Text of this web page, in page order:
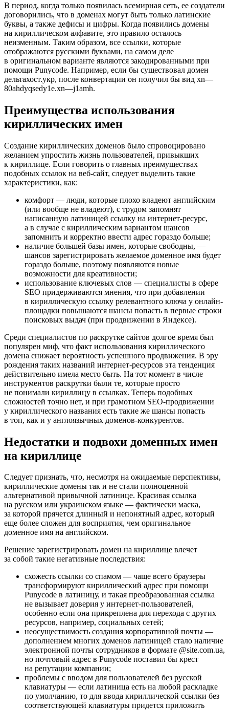
В период, когда только появилась всемирная сеть, ее создатели
договорились, что в доменах могут быть только латинские
буквы, а также дефисы и цифры. Когда появились домены
на кириллическом алфавите, это правило осталось
неизменным. Таким образом, все ссылки, которые
отображаются русскими буквами, на самом деле
в оригинальном варианте являются закодированными при
помощи Punycode. Например, если бы существовал домен
дельтахост.укр, после конвертации он получил бы вид xn—
80ahdyqsedy1e.xn—j1amh.
Преимущества использования
кириллических имен
Создание кириллических доменов было спровоцировано
желанием упростить жизнь пользователей, привыкших
к кириллице. Если говорить о главных преимуществах
подобных ссылок на веб-сайт, следует выделить такие
характеристики, как:
комфорт — люди, которые плохо владеют английским
(или вообще не владеют), с трудом запомнят
написанную латиницей ссылку на интернет-ресурс,
а в случае с кириллическим вариантом шансов
запомнить и корректно ввести адрес гораздо больше;
наличие большей базы имен, которые свободны, —
шансов зарегистрировать желаемое доменное имя будет
гораздо больше, поэтому появляются новые
возможности для креативности;
использование ключевых слов — специалисты в сфере
SEO придерживаются мнения, что при добавлении
в кириллическую ссылку релевантного ключа у онлайн-
площадки повышаются шансы попасть в первые строки
поисковых выдач (при продвижении в Яндексе).
Среди специалистов по раскрутке сайтов долгое время был
популярен миф, что факт использования кириллического
домена снижает вероятность успешного продвижения. В эру
рождения таких названий интернет-ресурсов эта тенденция
действительно имела место быть. На тот момент в числе
инструментов раскрутки были те, которые просто
не понимали кириллицу в ссылках. Теперь подобных
сложностей точно нет, и при грамотном SEO-продвижении
у кириллического названия есть такие же шансы попасть
в топ, как и у англоязычных доменов-конкурентов.
Недостатки и подвохи доменных имен
на кириллице
Следует признать, что, несмотря на ожидаемые перспективы,
кириллические домены так и не стали полноценной
альтернативой привычной латинице. Красивая ссылка
на русском или украинском языке — фактически маска,
за которой прячется длинный и непонятный адрес, который
еще более сложен для восприятия, чем оригинальное
доменное имя на английском.
Решение зарегистрировать домен на кириллице влечет
за собой такие негативные последствия:
схожесть ссылки со спамом — чаще всего браузеры
трансформируют кириллический адрес при помощи
Punycode в латиницу, и такая преобразованная ссылка
не вызывает доверия у интернет-пользователей,
особенно если она прикреплена для перехода с других
ресурсов, например, социальных сетей;
неосуществимость создания корпоративной почты —
дополнением многих доменов латиницей стало наличие
электронной почты сотрудников в формате @site.com.ua,
но почтовый адрес в Punycode поставил бы крест
на репутации компании;
проблемы с вводом для пользователей без русской
клавиатуры — если латиница есть на любой раскладке
по умолчанию, то для ввода кириллической ссылки без
соответствующей клавиатуры придется приложить